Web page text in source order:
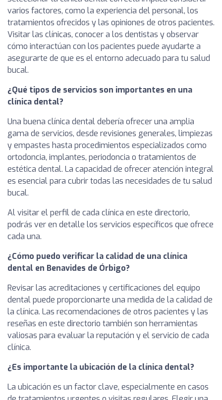
varios factores, como la experiencia del personal, los
tratamientos ofrecidos y las opiniones de otros pacientes.
Visitar las clínicas, conocer a los dentistas y observar
cómo interactúan con los pacientes puede ayudarte a
asegurarte de que es el entorno adecuado para tu salud
bucal.
¿Qué tipos de servicios son importantes en una
clínica dental?
Una buena clínica dental debería ofrecer una amplia
gama de servicios, desde revisiones generales, limpiezas
y empastes hasta procedimientos especializados como
ortodoncia, implantes, periodoncia o tratamientos de
estética dental. La capacidad de ofrecer atención integral
es esencial para cubrir todas las necesidades de tu salud
bucal.
Al visitar el perfil de cada clínica en este directorio,
podrás ver en detalle los servicios específicos que ofrece
cada una.
¿Cómo puedo verificar la calidad de una clínica
dental en Benavides de Órbigo?
Revisar las acreditaciones y certificaciones del equipo
dental puede proporcionarte una medida de la calidad de
la clínica. Las recomendaciones de otros pacientes y las
reseñas en este directorio también son herramientas
valiosas para evaluar la reputación y el servicio de cada
clínica.
¿Es importante la ubicación de la clínica dental?
La ubicación es un factor clave, especialmente en casos